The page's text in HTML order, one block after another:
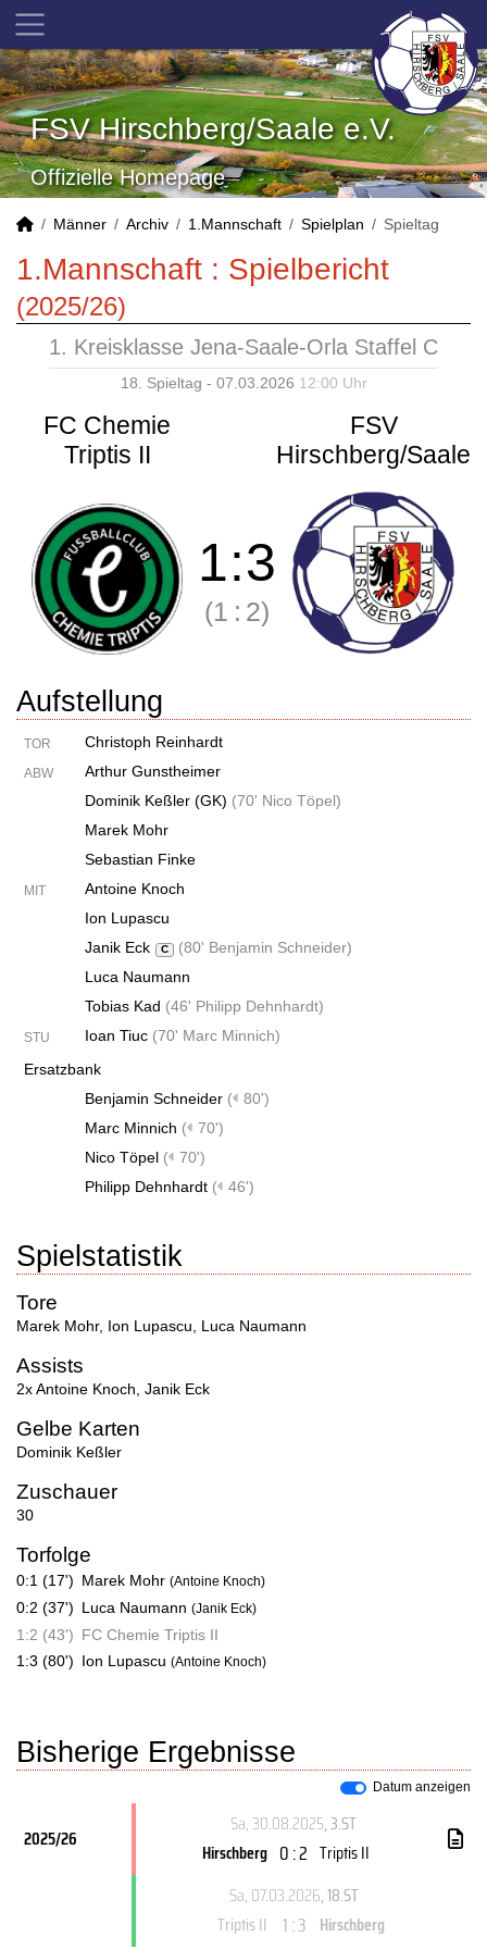
FSV Hirschberg/Saale e.V.
Offizielle Homepage
Männer Archiv 1.Mannschaft Spielplan Spieltag
1.Mannschaft : Spielbericht
(2025/26)
1. Kreisklasse Jena-Saale-Orla Staffel C
18. Spieltag - 07.03.2026 12:00 Uhr
FC Chemie
Triptis II
FSV
Hirschberg/Saale
1:3
(1 : 2)
Aufstellung
TOR Christoph Reinhardt
ABW
Arthur Gunstheimer
Dominik Keßler (GK) (70' Nico Töpel)
Marek Mohr
Sebastian Finke
MIT
Antoine Knoch
Ion Lupascu
Janik Eck
C (80' Benjamin Schneider)
Luca Naumann
Tobias Kad (46' Philipp Dehnhardt)
STU Ioan Tiuc (70' Marc Minnich)
Ersatzbank
Benjamin Schneider (
80')
Marc Minnich (
70')
Nico Töpel (
70')
Philipp Dehnhardt ( 46')
Spielstatistik
Tore
Marek Mohr, Ion Lupascu Luca Naumann
Assists
2x Antoine Knoch Janik Eck
Gelbe Karten
Dominik Keßler
Zuschauer
30
Torfolge
0:1 (17') Marek Mohr (Antoine Knoch)
0:2 (37') Luca Naumann (Janik Eck)
1:2 (43') FC Chemie Triptis II
1:3 (80') Ion Lupascu (Antoine Knoch)
Bisherige Ergebnisse
Datum anzeigen
2025/26
Sa, 30.08.2025, 3.ST
Hirschberg 0 : 2 Triptis II
Sa, 07.03.2026, 18.ST
Triptis II 1 : 3 Hirschberg